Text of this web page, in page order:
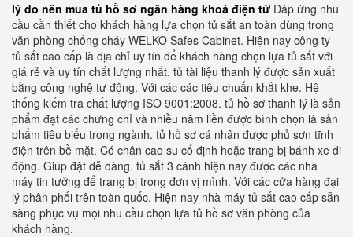
lý do nên mua tủ hồ sơ ngân hàng khoá điện tử Đáp ứng nhu
cầu cần thiết cho khách hàng lựa chọn tủ sắt an toàn dùng trong
văn phòng chống cháy WELKO Safes Cabinet. Hiện nay công ty
tủ sắt cao cấp là địa chỉ uy tín để khách hàng chọn lựa tủ sắt với
giá rẻ và uy tín chất lượng nhất. tủ tài liệu thanh lý được sản xuất
bằng công nghệ tự động. Với các các tiêu chuẩn khắt khe. Hệ
thống kiểm tra chất lượng ISO 9001:2008. tủ hồ sơ thanh lý là sản
phẩm đạt các chứng chỉ và nhiều năm liền được bình chọn là sản
phẩm tiêu biểu trong ngành. tủ hồ sơ cá nhân được phủ sơn tĩnh
điện trên bề mặt. Có chân cao su cố định hoặc trang bị bánh xe di
động. Giúp đặt dễ dàng. tủ sắt 3 cánh hiện nay được các nhà
máy tin tưởng để trang bị trong đơn vị mình. Với các cửa hàng đại
lý phân phối trên toàn quốc. Hiện nay nhà máy tủ sắt cao cấp sẵn
sàng phục vụ mọi nhu cầu chọn lựa tủ hồ sơ văn phòng của
khách hàng.